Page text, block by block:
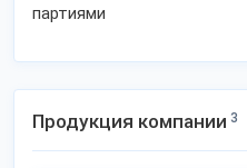
партиями
Продукция компании 3